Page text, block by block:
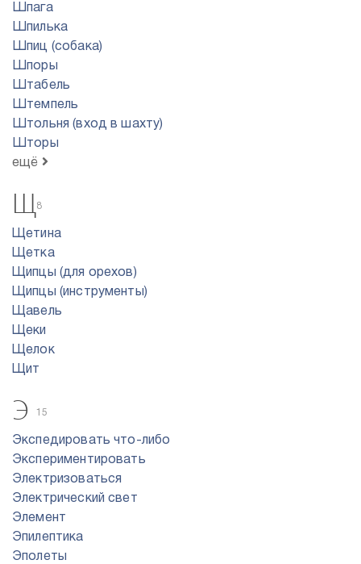
Шпага
Шпилька
Шпиц (собака)
Шпоры
Штабель
Штемпель
Штольня (вход в шахту)
Шторы
ещё
Щ8
Щетина
Щетка
Щипцы (для орехов)
Щипцы (инструменты)
Щавель
Щеки
Щелок
Щит
Э 15
Экспедировать что-либо
Экспериментировать
Электризоваться
Электрический свет
Элемент
Эпилептика
Эполеты